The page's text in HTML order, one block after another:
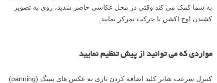
به شما کمک می کند وقتی در محل عکاسی حاضر شدید، روی به تصویر
کشیدن اوج اکشن یا حرکت تمرکز نمایید.
مواردی که می توانید از پیش تنظیم نمایید
کنترل سرعت شاتر کلید اضافه کردن تاری به عکس های پنینگ (panning)